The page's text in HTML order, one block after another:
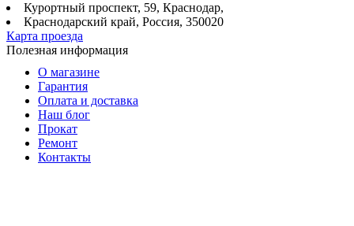
Курортный проспект, 59, Краснодар,
Краснодарский край, Россия, 350020
Карта проезда
Полезная информация
О магазине
Гарантия
Оплата и доставка
Наш блог
Прокат
Ремонт
Контакты